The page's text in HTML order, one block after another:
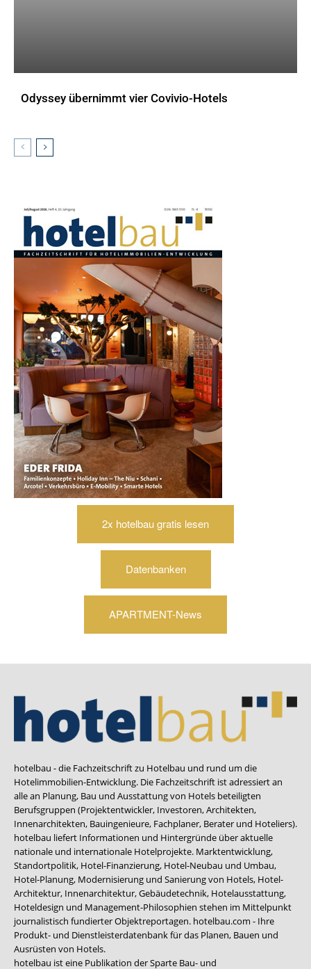
Odyssey übernimmt vier Covivio-Hotels
2x hotelbau gratis lesen
Datenbanken
APARTMENT-News
hotelbau - die Fachzeitschrift zu Hotelbau und rund um die
Hotelimmobilien-Entwicklung. Die Fachzeitschrift ist adressiert an
alle an Planung, Bau und Ausstattung von Hotels beteiligten
Berufsgruppen (Projektentwickler, Investoren, Architekten,
Innenarchitekten, Bauingenieure, Fachplaner, Berater und Hoteliers).
hotelbau liefert Informationen und Hintergründe über aktuelle
nationale und internationale Hotelprojekte. Marktentwicklung,
Standortpolitik, Hotel-Finanzierung, Hotel-Neubau und Umbau,
Hotel-Planung, Modernisierung und Sanierung von Hotels, Hotel-
Architektur, Innenarchitektur, Gebäudetechnik, Hotelausstattung,
Hoteldesign und Management-Philosophien stehen im Mittelpunkt
journalistisch fundierter Objektreportagen. hotelbau.com - Ihre
Produkt- und Dienstleisterdatenbank für das Planen, Bauen und
Ausrüsten von Hotels.
hotelbau ist eine Publikation der Sparte Bau- und